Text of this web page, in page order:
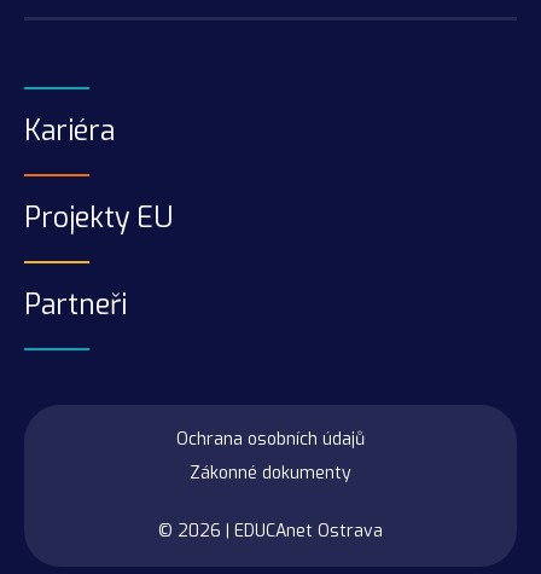
Kariéra
Projekty EU
Partneři
Ochrana osobních údajů
Zákonné dokumenty
© 2026 | EDUCAnet Ostrava